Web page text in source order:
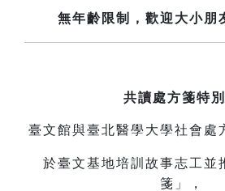
無年齡限制，歡迎大小朋
共讀處方箋特
臺文館與臺北醫學大學社會處
於臺文基地培訓故事志工並
箋」，